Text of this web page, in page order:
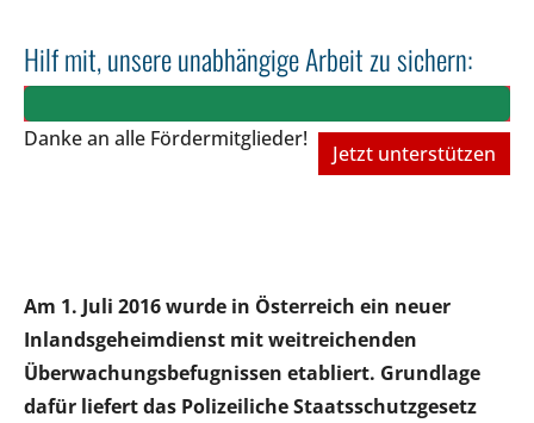
Hilf mit, unsere unabhängige Arbeit zu sichern:
Danke an alle Fördermitglieder!
Jetzt unterstützen
Am 1. Juli 2016 wurde in Österreich ein neuer
Inlandsgeheimdienst mit weitreichenden
Überwachungsbefugnissen etabliert. Grundlage
dafür liefert das Polizeiliche Staatsschutzgesetz